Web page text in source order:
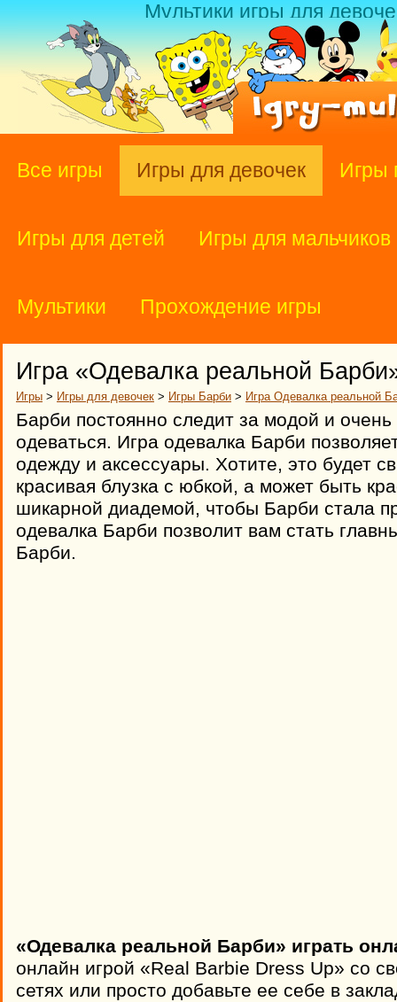
Мультики игры для
Все игры Игры для девочек Игры
Игры для детей Игры для мальчиков
Мультики Прохождение игры
Игра «Одевалка реальной
Игры > Игры для девочек > Игры Барби > Игра Одевалка реальной
Барби постоянно следит за модой и
одеваться. Игра одевалка Барби
одежду и аксессуары. Хотите, это будет
красивая блузка с юбкой, а может быть
шикарной диадемой, чтобы Барби стала
одевалка Барби позволит вам стать
Барби.
«Одевалка реальной Барби» играть
онлайн игрой «Real Barbie Dress Up» со
сетях или просто добавьте ее себе в